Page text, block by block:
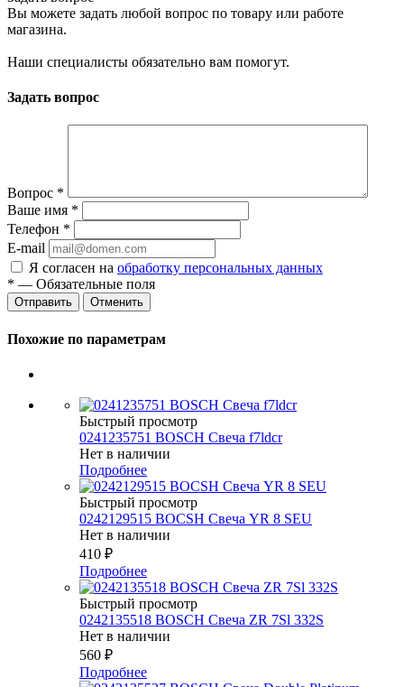
Вы можете задать любой вопрос по товару или работе
магазина.
Наши специалисты обязательно вам помогут.
Задать вопрос
Вопрос *
Ваше имя *
Телефон *
E-mail
Я согласен на обработку персональных данных
* — Обязательные поля
Отменить
Похожие по параметрам
Быстрый просмотр
0241235751 BOSCH Свеча f7ldcr
Нет в наличии
Подробнее
Быстрый просмотр
0242129515 BOCSH Свеча YR 8 SEU
Нет в наличии
410 ₽
Подробнее
Быстрый просмотр
0242135518 BOSCH Свеча ZR 7Sl 332S
Нет в наличии
560 ₽
Подробнее